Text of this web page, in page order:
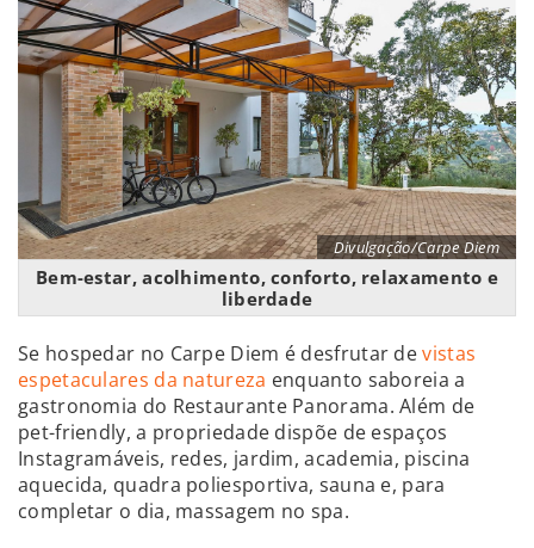
Divulgação/Carpe Diem
Bem-estar, acolhimento, conforto, relaxamento e
liberdade
Se hospedar no Carpe Diem é desfrutar devistas
espetaculares da natureza enquanto saboreia a
gastronomia do Restaurante Panorama. Além de
pet-friendly, a propriedade dispõe de espaços
Instagramáveis, redes, jardim, academia, piscina
aquecida, quadra poliesportiva, sauna e, para
completar o dia, massagem no spa.